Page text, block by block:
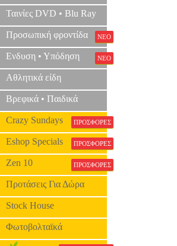
Ταινίες DVD • Blu Ray
Προσωπική φροντίδα ΝΕΟ
Ενδυση • Υπόδηση ΝΕΟ
Αθλητικά είδη
Βρεφικά • Παιδικά
Crazy Sundays ΠΡΟΣΦΟΡΕΣ
Eshop Specials ΠΡΟΣΦΟΡΕΣ
Zen 10 ΠΡΟΣΦΟΡΕΣ
Προτάσεις Για Δώρα
Stock House
Φωτοβολταϊκά